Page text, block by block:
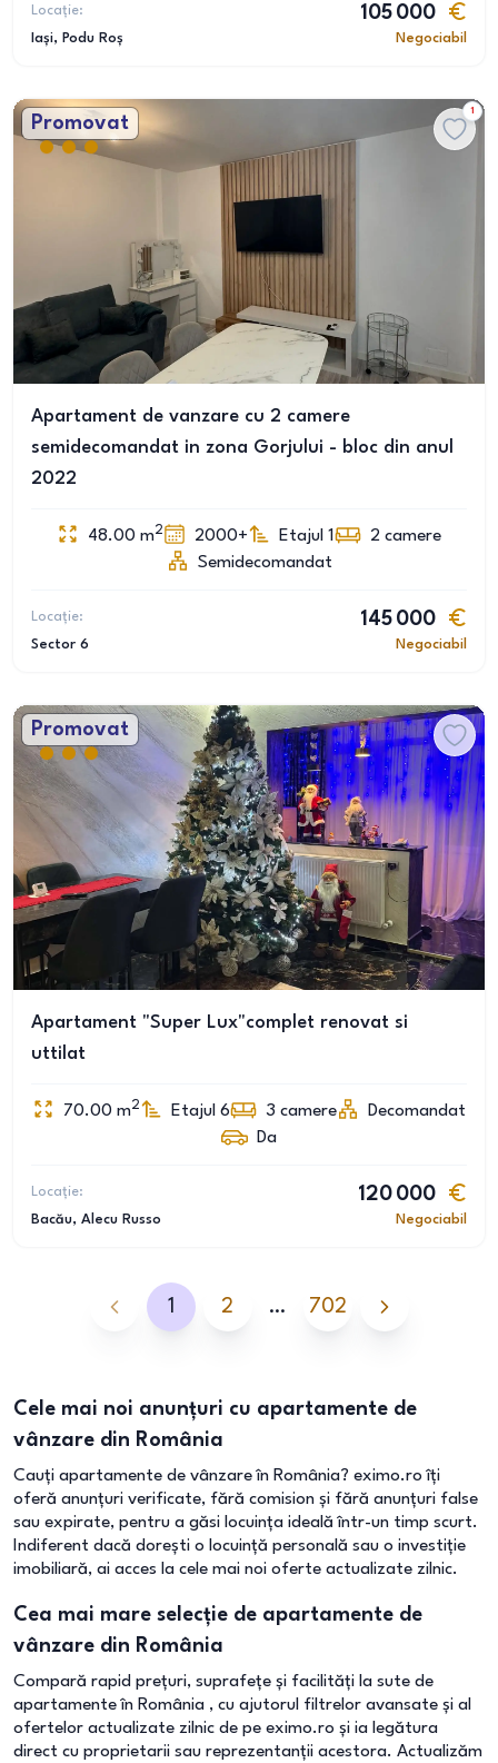
Locație:
Iași, Podu Roș
105 000
Negociabil
Promovat
1
Apartament de vanzare cu 2 camere
semidecomandat in zona Gorjului - bloc din anul
2022
48.00 m2 2000+ Etajul 1 2 camere
Semidecomandat
Locație:
Sector 6
145 000
Negociabil
Promovat
Apartament "Super Lux"complet renovat si
uttilat
70.00 m2 Etajul 6 3 camere
Decomandat
Da
Locație:
Bacău, Alecu Russo
120 000
Negociabil
1 2 … 702
Cele mai noi anunțuri cu apartamente de
vânzare din România
Cauți apartamente de vânzare în România? eximo.ro îți
oferă anunțuri verificate, fără comision și fără anunțuri false
sau expirate, pentru a găsi locuința ideală într-un timp scurt.
Indiferent dacă dorești o locuință personală sau o investiție
imobiliară, ai acces la cele mai noi oferte actualizate zilnic.
Cea mai mare selecție de apartamente de
vânzare din România
Compară rapid prețuri, suprafețe și facilități la sute de
apartamente în România , cu ajutorul filtrelor avansate și al
ofertelor actualizate zilnic de pe eximo.ro și ia legătura
direct cu proprietarii sau reprezentanții acestora. Actualizăm